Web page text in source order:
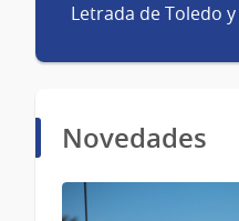
Letrada de Toledo
Novedades